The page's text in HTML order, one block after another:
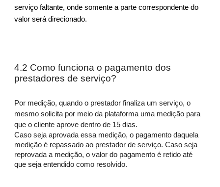
serviço faltante, onde somente a parte correspondente do
valor será direcionado.
4.2 Como funciona o pagamento dos
prestadores de serviço?
Por medição, quando o prestador finaliza um serviço, o
mesmo solicita por meio da plataforma uma medição para
que o cliente aprove dentro de 15 dias.
Caso seja aprovada essa medição, o pagamento daquela
medição é repassado ao prestador de serviço. Caso seja
reprovada a medição, o valor do pagamento é retido até
que seja entendido como resolvido.